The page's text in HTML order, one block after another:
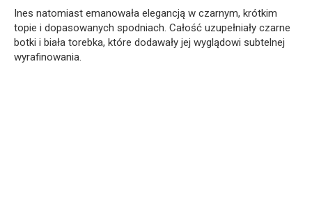
Ines natomiast emanowała elegancją w czarnym, krótkim
topie i dopasowanych spodniach. Całość uzupełniały czarne
botki i biała torebka, które dodawały jej wyglądowi subtelnej
wyrafinowania.